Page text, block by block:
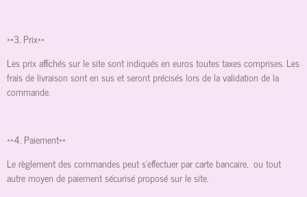
**3. Prix**
Les prix affichés sur le site sont indiqués en euros toutes taxes comprises. Les
frais de livraison sont en sus et seront précisés lors de la validation de la
commande.
**4. Paiement**
Le règlement des commandes peut s'effectuer par carte bancaire, ou tout
autre moyen de paiement sécurisé proposé sur le site.